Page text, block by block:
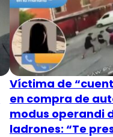
Víctima de
en compra de
modus operandi
ladrones: “Te